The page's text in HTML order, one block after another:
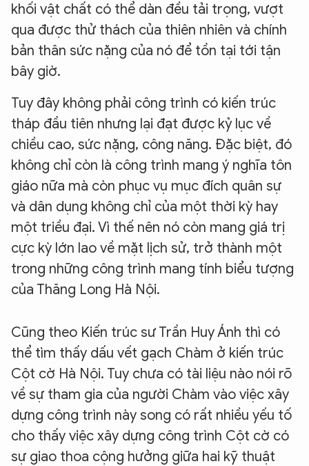
khối vật chất có thể dàn đều tải trọng, vượt
qua được thử thách của thiên nhiên và chính
bản thân sức nặng của nó để tồn tại tới tận
bây giờ.
Tuy đây không phải công trình có kiến trúc
tháp đầu tiên nhưng lại đạt được kỷ lục về
chiều cao, sức nặng, công năng. Đặc biệt, đó
không chỉ còn là công trình mang ý nghĩa tôn
giáo nữa mà còn phục vụ mục đích quân sự
và dân dụng không chỉ của một thời kỳ hay
một triều đại. Vì thế nên nó còn mang giá trị
cực kỳ lớn lao về mặt lịch sử, trở thành một
trong những công trình mang tính biểu tượng
của Thăng Long Hà Nội.
Cũng theo Kiến trúc sư Trần Huy Ánh thì có
thể tìm thấy dấu vết gạch Chàm ở kiến trúc
Cột cờ Hà Nội. Tuy chưa có tài liệu nào nói rõ
về sự tham gia của người Chàm vào việc xây
dựng công trình này song có rất nhiều yếu tố
cho thấy việc xây dựng công trình Cột cờ có
sự giao thoa cộng hưởng giữa hai kỹ thuật